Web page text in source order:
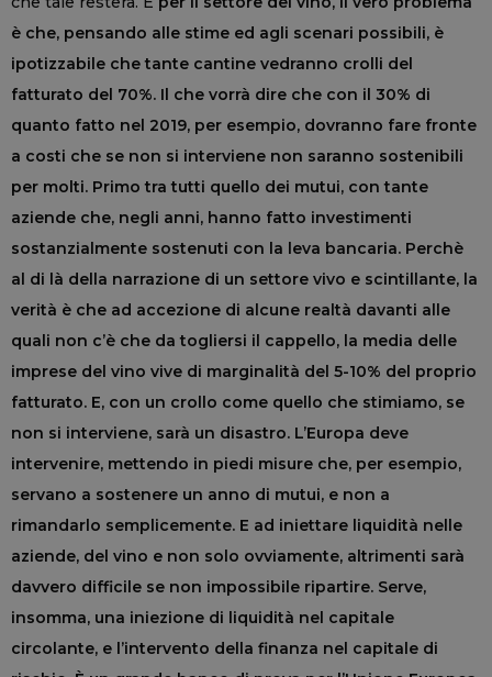
è che, pensando alle stime ed agli scenari possibili, è
ipotizzabile che tante cantine vedranno crolli del
fatturato del 70%. Il che vorrà dire che con il 30% di
quanto fatto nel 2019, per esempio, dovranno fare fronte
a costi che se non si interviene non saranno sostenibili
per molti. Primo tra tutti quello dei mutui, con tante
aziende che, negli anni, hanno fatto investimenti
sostanzialmente sostenuti con la leva bancaria. Perchè
al di là della narrazione di un settore vivo e scintillante, la
verità è che ad accezione di alcune realtà davanti alle
quali non c’è che da togliersi il cappello, la media delle
imprese del vino vive di marginalità del 5-10% del proprio
fatturato. E, con un crollo come quello che stimiamo, se
non si interviene, sarà un disastro. L’Europa deve
intervenire, mettendo in piedi misure che, per esempio,
servano a sostenere un anno di mutui, e non a
rimandarlo semplicemente. E ad iniettare liquidità nelle
aziende, del vino e non solo ovviamente, altrimenti sarà
davvero difficile se non impossibile ripartire. Serve,
insomma, una iniezione di liquidità nel capitale
circolante, e l’intervento della finanza nel capitale di